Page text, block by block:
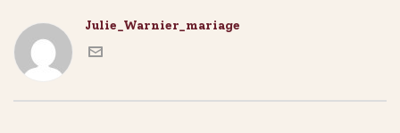
Julie_Warnier_mariage